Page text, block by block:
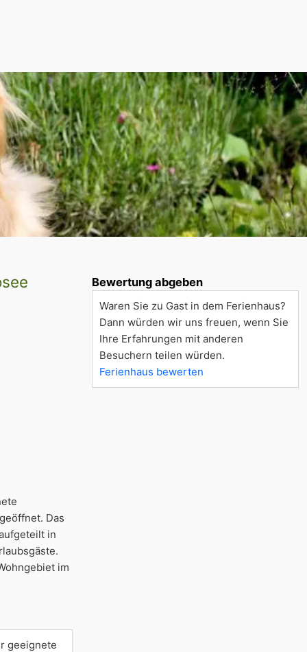
Das
in
im
geeignete
Bewertung abgeben
Waren Sie zu Gast in dem Ferienhaus?
Dann würden wir uns freuen, wenn Sie
Ihre Erfahrungen mit anderen
Besuchern teilen würden.
Ferienhaus bewerten